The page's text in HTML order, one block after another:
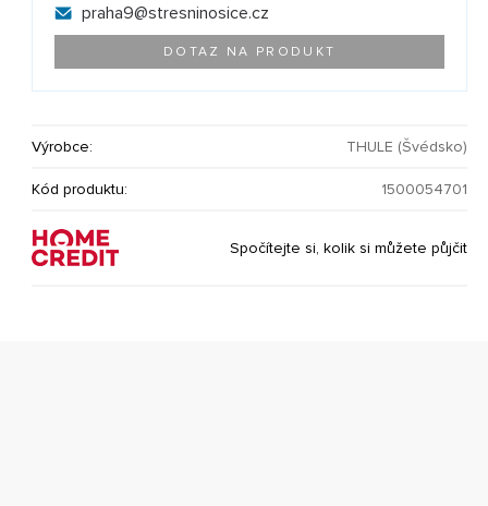
praha9@stresninosice.cz
DOTAZ NA PRODUKT
Výrobce: THULE (Švédsko)
Kód produktu: 1500054701
Spočítejte si, kolik si můžete půjčit